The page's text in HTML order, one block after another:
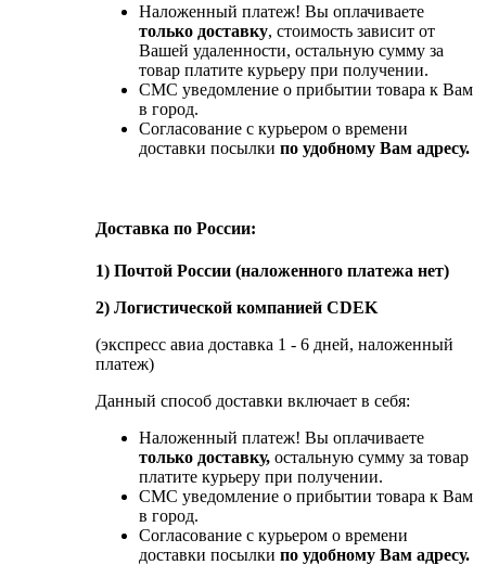
Наложенный платеж! Вы оплачиваете
только доставку, стоимость зависит от
Вашей удаленности, остальную сумму за
товар платите курьеру при получении.
СМС уведомление о прибытии товара к Вам
в город.
Согласование с курьером о времени
доставки посылки по удобному Вам адресу.
Доставка по России:
1) Почтой России (наложенного платежа нет)
2) Логистической компанией CDEK
(экспресс авиа доставка 1 - 6 дней, наложенный
платеж)
Данный способ доставки включает в себя:
Наложенный платеж! Вы оплачиваете
только доставку, остальную сумму за товар
платите курьеру при получении.
СМС уведомление о прибытии товара к Вам
в город.
Согласование с курьером о времени
доставки посылки по удобному Вам адресу.